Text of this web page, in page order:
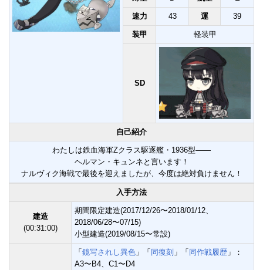
速力 43 運 39
装甲 軽装甲
SD
自己紹介
わたしは鉄血海軍Zクラス駆逐艦・1936型――
ヘルマン・キュンネと言います！
ナルヴィク海戦で最後を迎えましたが、今度は絶対負けません！
入手方法
建造
(00:31:00)
期間限定建造(2017/12/26〜2018/01/12、
2018/06/28〜07/15)
小型建造(2019/08/15〜常設)
「鏡写されし異色 」「同復刻 」「同作戦履歴 」：
A3〜B4、C1〜D4